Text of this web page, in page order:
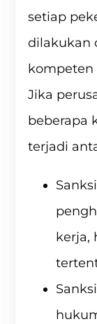
setiap
dilakukan
kompeten
Jika
beberapa
terjadi
kerja,